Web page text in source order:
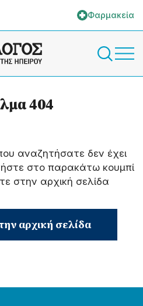
Φαρμακεία
404
αναζητήσατε δεν έχει
στο παρακάτω κουμπί
στην αρχική σελίδα
αρχική σελίδα